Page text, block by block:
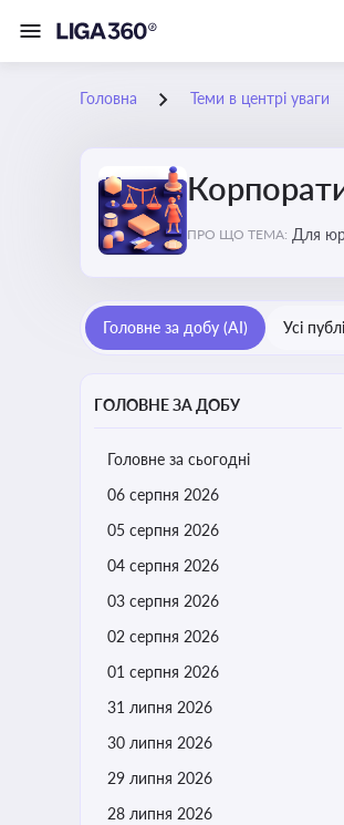
Головна Теми в центрі уваги
ПРО ЩО ТЕМА: Для
Головне за добу (AI) Усі
ГОЛОВНЕ ЗА ДОБУ
Головне за сьогодні
06 серпня 2026
05 серпня 2026
04 серпня 2026
03 серпня 2026
02 серпня 2026
01 серпня 2026
31 липня 2026
30 липня 2026
29 липня 2026
28 липня 2026